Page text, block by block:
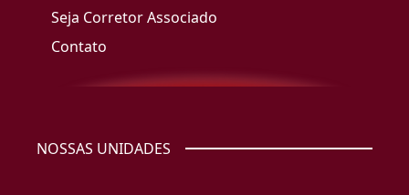
Seja Corretor Associado
Contato
NOSSAS UNIDADES